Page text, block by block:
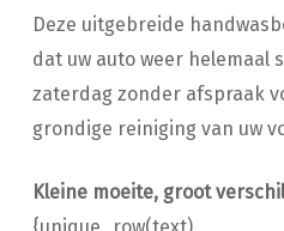
Deze uitgebreide
dat uw auto weer helemaal
zaterdag zonder afspraak
grondige reiniging van uw
Kleine moeite, groot verschil
{unique_row(text)